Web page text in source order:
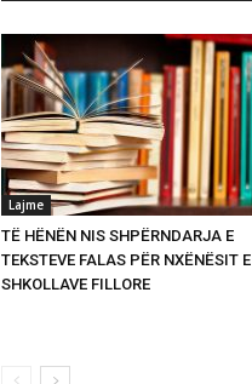
Lajme
TË HËNËN NIS SHPËRNDARJA E
TEKSTEVE FALAS PËR NXËNËSIT E
SHKOLLAVE FILLORE